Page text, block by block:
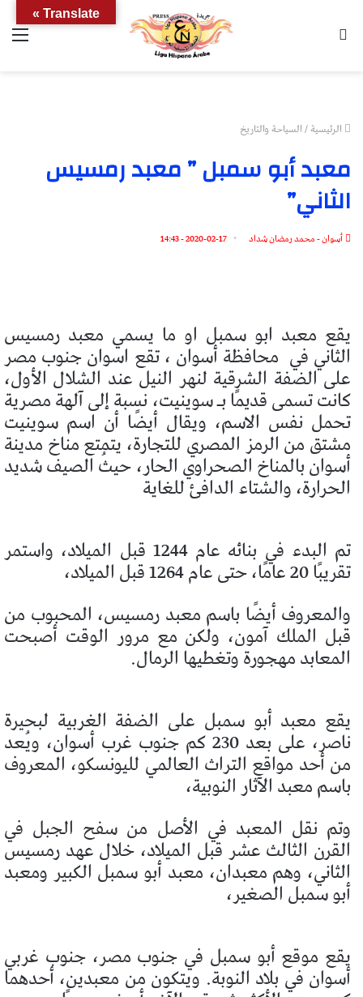
الرئيسية/السياحة والتاريخ
معبد أبو سمبل ” معبد رمسيس
الثاني”
أسوان - محمد رمضان شداد 2020-02-17 - 14:43
يقع معبد ابو سمبل او ما يسمي معبد رمسيس
الثاني في محافظة أسوان ، تقع اسوان جنوب مصر
على الضفة الشرقية لنهر النيل عند الشلال الأول،
كانت تسمى قديمًا بـ سوينيت، نسبة إلى آلهة مصرية
تحمل نفس الاسم، ويقال أيضًا أن اسم سوينيت
مشتق من الرمز المصري للتجارة، يتمتع مناخ مدينة
أسوان بالمناخ الصحراوي الحار، حيثُ الصيف شديد
الحرارة، والشتاء الدافئ للغاية
تم البدء في بنائه عام 1244 قبل الميلاد، واستمر
تقريبًا 20 عامًا، حتى عام 1264 قبل الميلاد،
والمعروف أيضًا باسم معبد رمسيس، المحبوب من
قبل الملك آمون، ولكن مع مرور الوقت أصبحت
المعابد مهجورة وتغطيها الرمال.
يقع معبد أبو سمبل على الضفة الغربية لبحيرة
ناصر، على بعد 230 كم جنوب غرب أسوان، ويُعد
من أحد مواقع التراث العالمي لليونسكو، المعروف
باسم معبد الآثار النوبية،
وتم نقل المعبد في الأصل من سفح الجبل في
القرن الثالث عشر قبل الميلاد، خلال عهد رمسيس
الثاني، وهم معبدان، معبد أبو سمبل الكبير ومعبد
أبو سمبل الصغير،
يقع موقع أبو سمبل في جنوب مصر، جنوب غربي
أسوان في بلاد النوبة. ويتكون من معبدين، أحدهما
Translate »